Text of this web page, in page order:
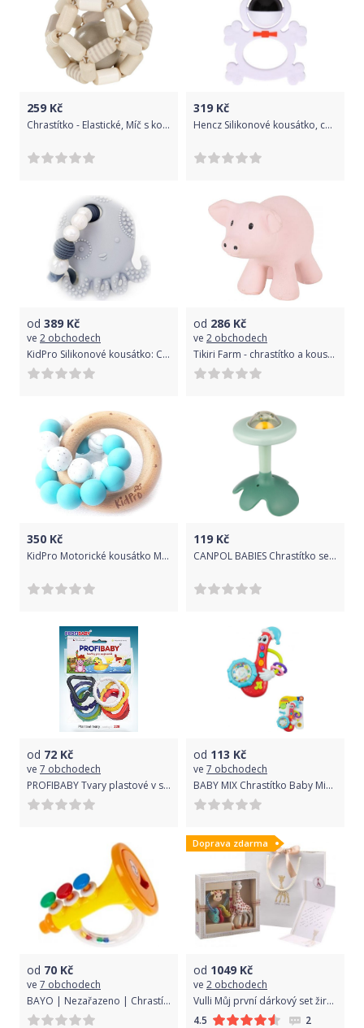
259 Kč
Chrastítko - Elastické, Míč s koulí bílo-šedý (Goki)
319 Kč
Hencz Silikonové kousátko, chrastítko Žabka - černobílá
od 389 Kč
ve 2 obchodech
KidPro Silikonové kousátko: Chobotnička perla
od 286 Kč
ve 2 obchodech
Tikiri Farm - chrastítko a kousátko z přírodního kaučuku, prasátko
350 Kč
KidPro Motorické kousátko Moře
119 Kč
CANPOL BABIES Chrastítko senzorické s kousátkem zelené
od 72 Kč
ve 7 obchodech
PROFIBABY Tvary plastové v sáčku
od 113 Kč
ve 7 obchodech
BABY MIX Chrastítko Baby Mix s melodií saxofon červený
od 70 Kč
ve 7 obchodech
BAYO | Nezařazeno | Chrastítko Bayo trubka | Dle obrázku |
Doprava zdarma
od 1049 Kč
ve 2 obchodech
Vulli Můj první dárkový set žirafa Sophie & chrastítko
4.5
2